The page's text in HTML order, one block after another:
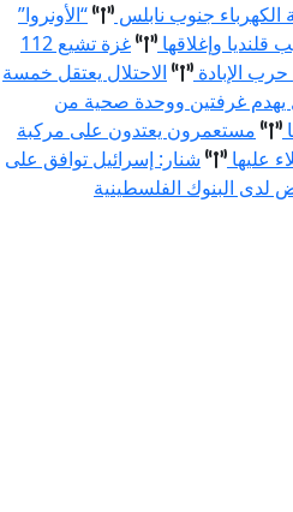
جنوب نابلس
“الأونروا”
قلنديا وإغلاقها
غزة تشيع 112
الإبادة
الاحتلال يعتقل خمسة
يهدم غرفتين ووحدة صحية من
مستعمرون يعتدون على مركبة
عليها
شنار: إسرائيل توافق على